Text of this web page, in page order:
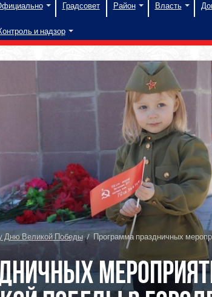
Градсовет Район Власть
и надзор
Дню Великой Победы / Программа праздничных